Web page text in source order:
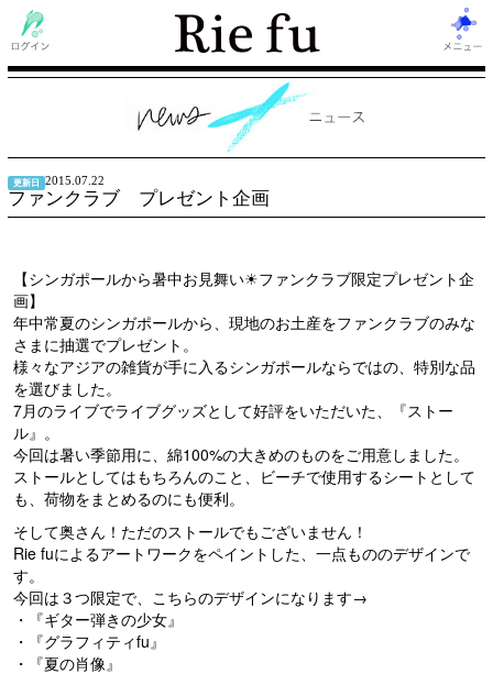
更新日 2015.07.22
ファンクラブ プレゼント企画
【シンガポールから暑中お見舞い☀︎ファンクラブ限定プレゼント企
画】
年中常夏のシンガポールから、現地のお土産をファンクラブのみな
さまに抽選でプレゼント。
様々なアジアの雑貨が手に入るシンガポールならではの、特別な品
を選びました。
7月のライブでライブグッズとして好評をいただいた、『ストー
ル』。
今回は暑い季節用に、綿100%の大きめのものをご用意しました。
ストールとしてはもちろんのこと、ビーチで使用するシートとして
も、荷物をまとめるのにも便利。
そして奥さん！ただのストールでもございません！
Rie fuによるアートワークをペイントした、一点もののデザインで
す。
今回は３つ限定で、こちらのデザインになります→
・『ギター弾きの少女』
・『グラフィティfu』
・『夏の肖像』